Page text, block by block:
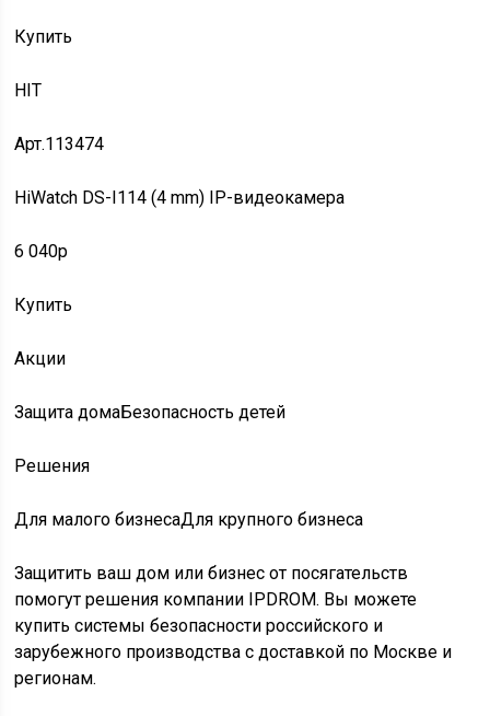
Купить
HIT
Арт.113474
HiWatch DS-I114 (4 mm) IP-видеокамера
6 040p
Купить
Акции
Защита домаБезопасность детей
Решения
Для малого бизнесаДля крупного бизнеса
Защитить ваш дом или бизнес от посягательств
помогут решения компании IPDROM. Вы можете
купить системы безопасности российского и
зарубежного производства с доставкой по Москве и
регионам.